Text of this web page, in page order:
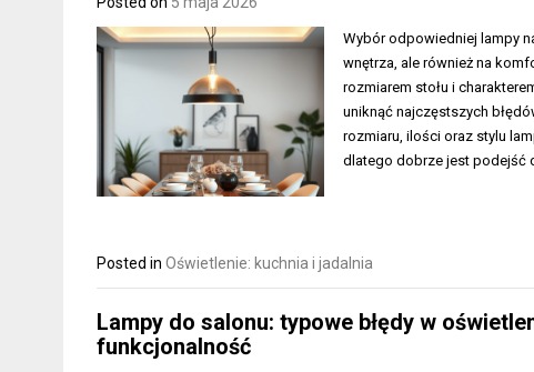
Wybór odpowiedniej lampy
wnętrza, ale również na
rozmiarem stołu i
uniknąć najczęstszych
rozmiaru, ilości oraz stylu
dlatego dobrze jest podejść
Posted in Oświetlenie: kuchnia i jadalnia
Lampy do salonu: typowe błędy w
funkcjonalność